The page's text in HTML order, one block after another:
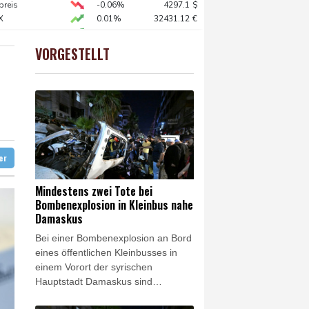
Vergeltung an
in Leipzig
gebrochen
-0.06% 4297.1 $
0.01% 32431.12 €
0.05%
-0.25%
VORGESTELLT
Mindestens zwei Tote bei
Bombenexplosion in Kleinbus nahe
Damaskus
Bei einer Bombenexplosion an Bord
eines öffentlichen Kleinbusses in
einem Vorort der syrischen
Hauptstadt Damaskus sind